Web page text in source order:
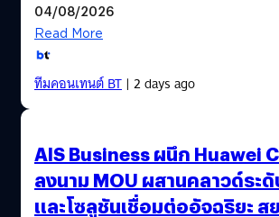
04/08/2026
Read More
ทีมคอนเทนต์ BT| 2 days ago
AIS Business ผนึก Huawei
ลงนาม MOU ผสานคลาวด์ระ
และโซลูชันเชื่อมต่ออัจฉริยะ ส